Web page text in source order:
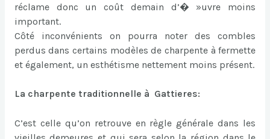
réclame donc un coût demain d’� »uvre moins
important.
Côté inconvénients on pourra noter des combles
perdus dans certains modèles de charpente à fermette
et également, un esthétisme nettement moins présent.
La charpente traditionnelle à Gattieres:
C’est celle qu’on retrouve en règle générale dans les